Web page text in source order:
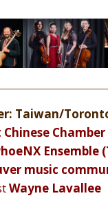
Taiwan/
Ensemble
music
Wayne Lavallee